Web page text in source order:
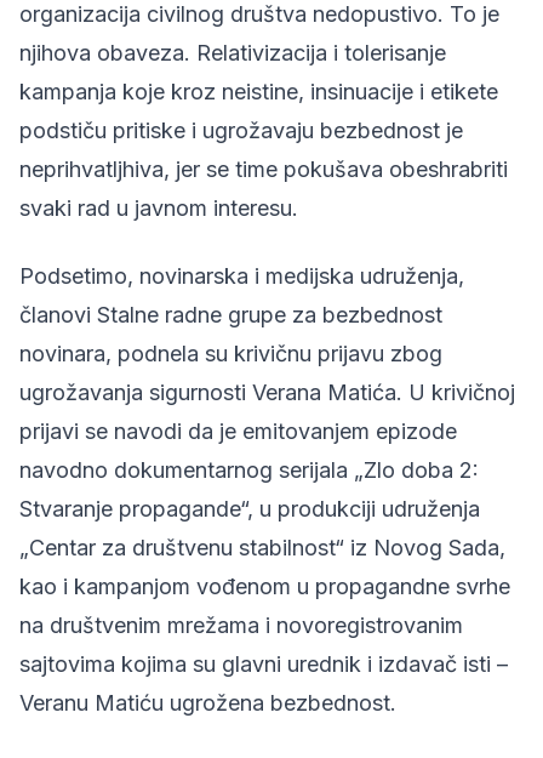
organizacija civilnog društva nedopustivo. To je
njihova obaveza. Relativizacija i tolerisanje
kampanja koje kroz neistine, insinuacije i etikete
podstiču pritiske i ugrožavaju bezbednost je
neprihvatljhiva, jer se time pokušava obeshrabriti
svaki rad u javnom interesu.
Podsetimo, novinarska i medijska udruženja,
članovi Stalne radne grupe za bezbednost
novinara, podnela su krivičnu prijavu zbog
ugrožavanja sigurnosti Verana Matića. U krivičnoj
prijavi se navodi da je emitovanjem epizode
navodno dokumentarnog serijala „Zlo doba 2:
Stvaranje propagande“, u produkciji udruženja
„Centar za društvenu stabilnost“ iz Novog Sada,
kao i kampanjom vođenom u propagandne svrhe
na društvenim mrežama i novoregistrovanim
sajtovima kojima su glavni urednik i izdavač isti –
Veranu Matiću ugrožena bezbednost.